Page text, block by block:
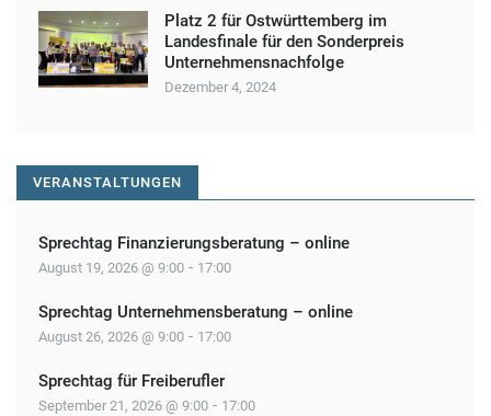
Platz 2 für Ostwürttemberg im
Landesfinale für den Sonderpreis
Unternehmensnachfolge
Dezember 4, 2024
VERANSTALTUNGEN
Sprechtag Finanzierungsberatung – online
August 19, 2026 @ 9:00 - 17:00
Sprechtag Unternehmensberatung – online
August 26, 2026 @ 9:00 - 17:00
Sprechtag für Freiberufler
September 21, 2026 @ 9:00 - 17:00